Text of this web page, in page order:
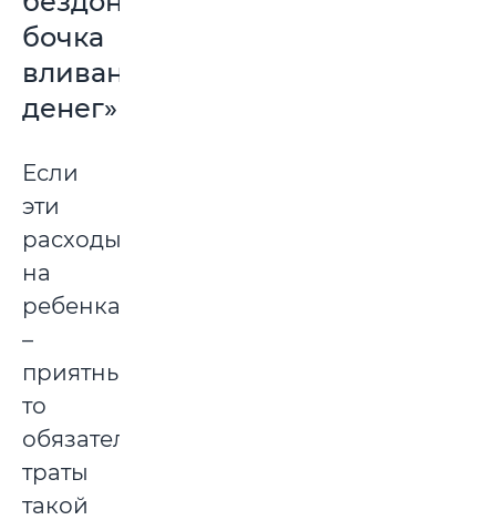
бочка
вливания
денег»
Если
эти
расходы
на
ребенка
–
приятные,
то
обязательные
траты
такой